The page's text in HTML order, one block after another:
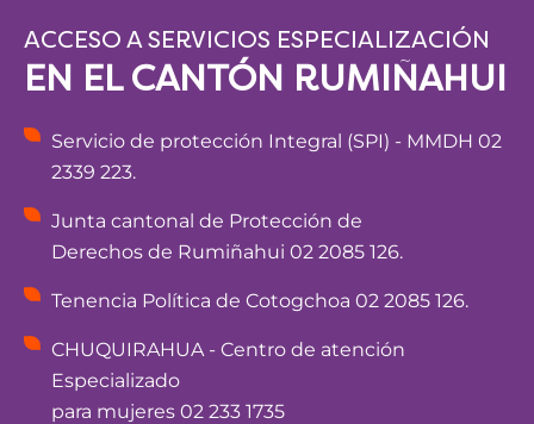
ACCESO A SERVICIOS ESPECIALIZACIÓN
EN EL CANTÓN RUMIÑAHUI
Servicio de protección Integral (SPI) - MMDH 02
2339 223.
Junta cantonal de Protección de
Derechos de Rumiñahui 02 2085 126.
Tenencia Política de Cotogchoa 02 2085 126.
CHUQUIRAHUA - Centro de atención
Especializado
para mujeres 02 233 1735